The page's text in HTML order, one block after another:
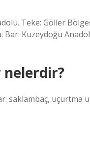
Teke: Göller
Kuzeydoğu
nelerdir?
saklambaç,